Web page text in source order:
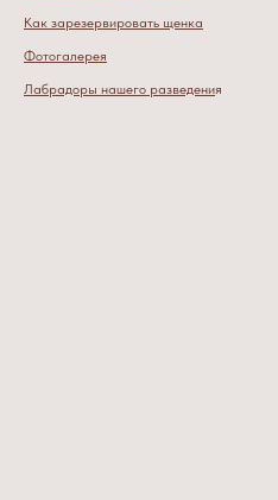
Как зарезервировать щенка
Фотогалерея
Лабрадоры нашего разведения